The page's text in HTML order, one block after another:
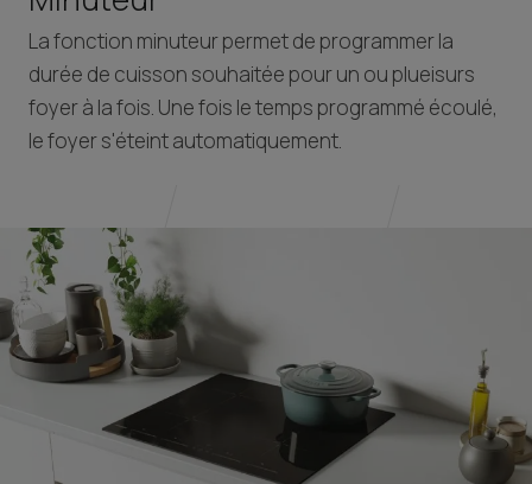
La fonction minuteur permet de programmer la
durée de cuisson souhaitée pour un ou plueisurs
foyer à la fois. Une fois le temps programmé écoulé,
le foyer s'éteint automatiquement.